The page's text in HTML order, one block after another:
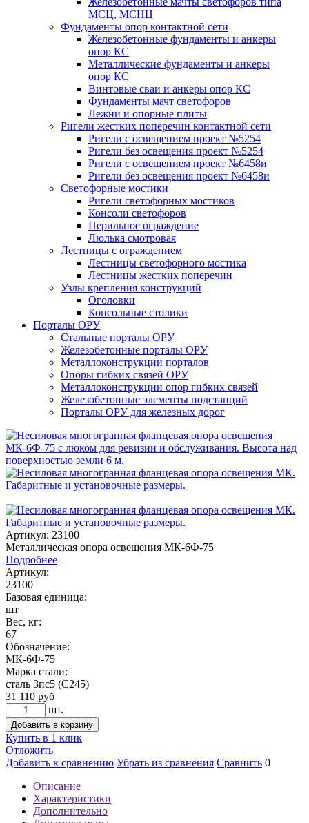
МСЦ, МСНЦ
Фундаменты опор контактной сети
Железобетонные фундаменты и анкеры
опор КС
Металлические фундаменты и анкеры
опор КС
Винтовые сваи и анкеры опор КС
Фундаменты мачт светофоров
Лежни и опорные плиты
Ригели жестких поперечин контактной сети
Ригели с освещением проект №5254
Ригели без освещения проект №5254
Ригели с освещением проект №6458и
Ригели без освещения проект №6458и
Светофорные мостики
Ригели светофорных мостиков
Консоли светофоров
Перильное ограждение
Люлька смотровая
Лестницы с ограждением
Лестницы светофорного мостика
Лестницы жестких поперечин
Узлы крепления конструкций
Оголовки
Консольные столики
Порталы ОРУ
Стальные порталы ОРУ
Железобетонные порталы ОРУ
Металлоконструкции порталов
Опоры гибких связей ОРУ
Металлоконструкции опор гибких связей
Железобетонные элементы подстанций
Порталы ОРУ для железных дорог
Артикул: 23100
Металлическая опора освещения МК-6Ф-75
Подробнее
Артикул:
23100
Базовая единица:
шт
Вес, кг:
67
Обозначение:
МК-6Ф-75
Марка стали:
сталь 3пс5 (С245)
31 110 руб
шт.
Добавить в корзину
Купить в 1 клик
Отложить
Добавить к сравнению Убрать из сравнения Сравнить 0
Описание
Характеристики
Дополнительно